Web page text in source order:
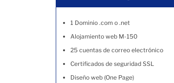
1 Dominio .com o .net
Alojamiento web M-150
25 cuentas de correo electrónico
Certificados de seguridad SSL
Diseño web (One Page)